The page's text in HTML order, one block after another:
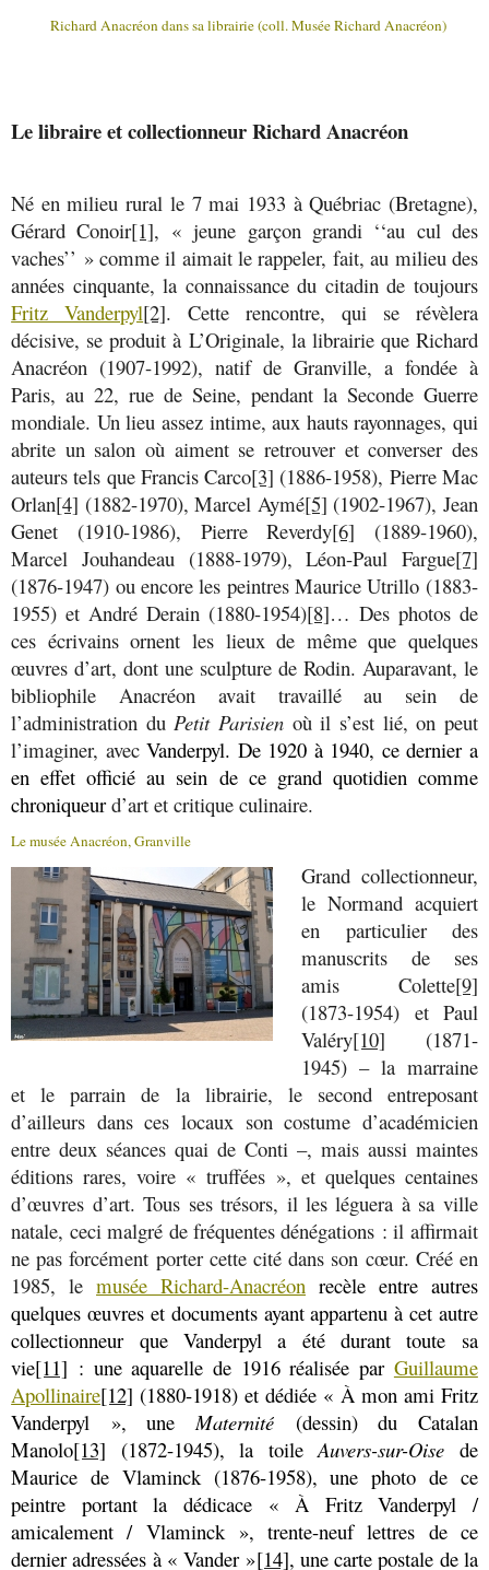
Richard Anacréon dans sa librairie (coll. Musée Richard Anacréon)
Le libraire et collectionneur Richard Anacréon
Né en milieu rural le 7 mai 1933 à Québriac (Bretagne),
Gérard Conoir[1], « jeune garçon grandi ‘‘au cul des
vaches’’ » comme il aimait le rappeler, fait, au milieu des
années cinquante, la connaissance du citadin de toujours
Fritz Vanderpyl[2]. Cette rencontre, qui se révèlera
décisive, se produit à L’Originale, la librairie que Richard
Anacréon (1907-1992), natif de Granville, a fondée à
Paris, au 22, rue de Seine, pendant la Seconde Guerre
mondiale. Un lieu assez intime, aux hauts rayonnages, qui
abrite un salon où aiment se retrouver et converser des
auteurs tels que Francis Carco[3] (1886-1958), Pierre Mac
Orlan[4] (1882-1970), Marcel Aymé[5] (1902-1967), Jean
Genet (1910-1986), Pierre Reverdy[6] (1889-1960),
Marcel Jouhandeau (1888-1979), Léon-Paul Fargue[7]
(1876-1947) ou encore les peintres Maurice Utrillo (1883-
1955) et André Derain (1880-1954)[8]… Des photos de
ces écrivains ornent les lieux de même que quelques
œuvres d’art, dont une sculpture de Rodin. Auparavant, le
bibliophile Anacréon avait travaillé au sein de
l’administration du Petit Parisien où il s’est lié, on peut
l’imaginer, avecVanderpyl. De 1920 à 1940, ce dernier a
en effet officié au sein de ce grand quotidien comme
chroniqueurd’art et critique culinaire.
Le musée Anacréon, Granville
Grand collectionneur,
le Normand acquiert
en particulier des
manuscrits de ses
amis Colette[9]
(1873-1954) et Paul
Valéry[10] (1871-
1945) – la marraine
et le parrain de la librairie, le second entreposant
d’ailleurs dans ces locaux son costume d’académicien
entre deux séances quai de Conti –, mais aussi maintes
éditions rares, voire « truffées », et quelques centaines
d’œuvres d’art. Tous ses trésors, il les léguera à sa ville
natale, ceci malgré de fréquentes dénégations : il affirmait
ne pas forcément porter cette cité dans son cœur. Créé en
1985, lemusée Richard-Anacréon recèle entre autres
quelques œuvres et documents ayant appartenu à cet autre
collectionneur que Vanderpyl a été durant toute sa
vie[11] : une aquarelle de 1916 réalisée par Guillaume
Apollinaire[12] (1880-1918) et dédiée « À mon ami Fritz
Vanderpyl », uneMaternité (dessin) du Catalan
Manolo[13] (1872-1945), la toileAuvers-sur-Oise de
Maurice de Vlaminck (1876-1958), une photo de ce
peintre portant la dédicace « À Fritz Vanderpyl /
amicalement / Vlaminck », trente-neuf lettres de ce
dernier adressées à « Vander »[14], une carte postale de la